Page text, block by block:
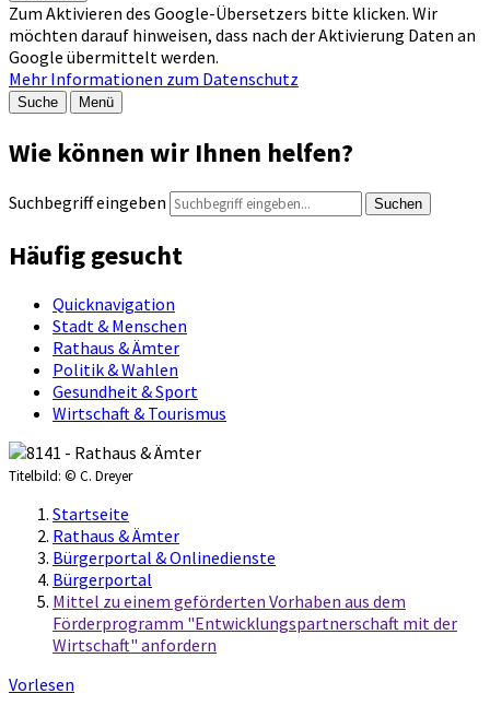
Zum Aktivieren des Google-Übersetzers bitte klicken. Wir
möchten darauf hinweisen, dass nach der Aktivierung Daten an
Google übermittelt werden.
Mehr Informationen zum Datenschutz
Suche Menü
Wie können wir Ihnen helfen?
Suchbegriff eingeben Suchen
Häufig gesucht
Quicknavigation
Stadt & Menschen
Rathaus & Ämter
Politik & Wahlen
Gesundheit & Sport
Wirtschaft & Tourismus
Titelbild: © C. Dreyer
Startseite
Rathaus & Ämter
Bürgerportal & Onlinedienste
Bürgerportal
Mittel zu einem geförderten Vorhaben aus dem
Förderprogramm "Entwicklungspartnerschaft mit der
Wirtschaft" anfordern
Vorlesen